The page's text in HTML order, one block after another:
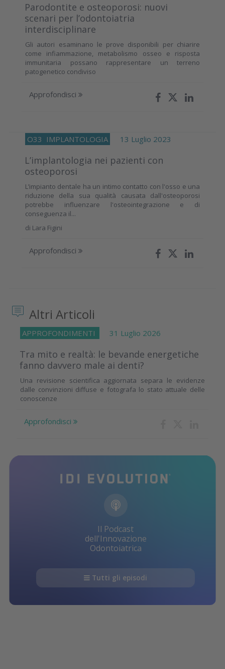
Parodontite e osteoporosi: nuovi
scenari per l’odontoiatria
interdisciplinare
Gli autori esaminano le prove disponibili per chiarire
come infiammazione, metabolismo osseo e risposta
immunitaria possano rappresentare un terreno
patogenetico condiviso
Approfondisci
O33 IMPLANTOLOGIA 13 Luglio 2023
L’implantologia nei pazienti con
osteoporosi
L’impianto dentale ha un intimo contatto con l'osso e una
riduzione della sua qualità causata dall'osteoporosi
potrebbe influenzare l'osteointegrazione e di
conseguenza il...
di Lara Figini
Approfondisci
Altri Articoli
APPROFONDIMENTI 31 Luglio 2026
Tra mito e realtà: le bevande energetiche
fanno davvero male ai denti?
Una revisione scientifica aggiornata separa le evidenze
dalle convinzioni diffuse e fotografa lo stato attuale delle
conoscenze
Approfondisci
Il Podcast
dell'Innovazione
Odontoiatrica
Tutti gli episodi